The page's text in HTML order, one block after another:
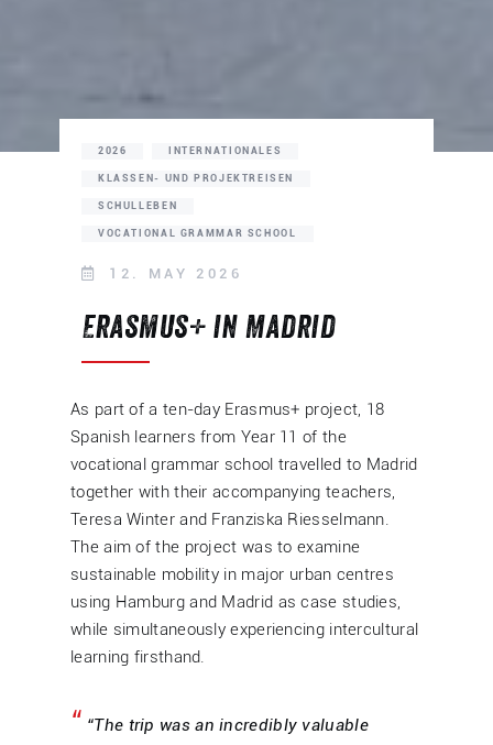
2026 INTERNATIONALES
KLASSEN- UND PROJEKTREISEN
SCHULLEBEN
VOCATIONAL GRAMMAR SCHOOL
12. MAY 2026
Erasmus+ in Madrid
As part of a ten-day Erasmus+ project, 18
Spanish learners from Year 11 of the
vocational grammar school travelled to Madrid
together with their accompanying teachers,
Teresa Winter and Franziska Riesselmann.
The aim of the project was to examine
sustainable mobility in major urban centres
using Hamburg and Madrid as case studies,
while simultaneously experiencing intercultural
learning firsthand.
“The trip was an incredibly valuable